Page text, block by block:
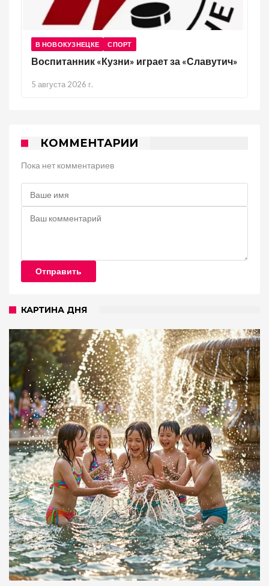
В НОВОКУЗНЕЦКЕ СПОРТ
Воспитанник «Кузни» играет за «Славутич»
5 августа 2026 г.
КОММЕНТАРИИ
Пока нет комментариев
Отправить
КАРТИНА ДНЯ